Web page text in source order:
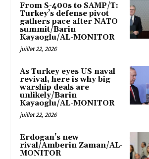
From S-400s to SAMP/T:
Turkey’s defense pivot
gathers pace after NATO
summit/Barin
Kayaoglu/AL-MONITOR
juillet 22, 2026
As Turkey eyes US naval
revival, here is why big
warship deals are
unlikely/Barin
Kayaoglu/AL-MONITOR
juillet 22, 2026
Erdogan’s new
rival/Amberin Zaman/AL-
MONITOR